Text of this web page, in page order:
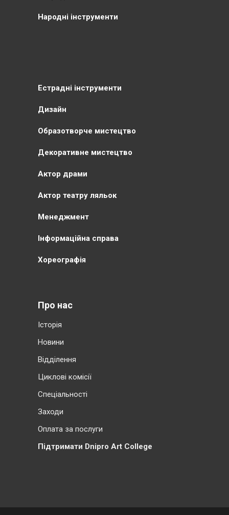
Народні інструменти
Естрадні інструменти
Дизайн
Образотворче мистецтво
Декоративне мистецтво
Актор драми
Актор театру ляльок
Менеджмент
Інформаційна справа
Хореографія
Про нас
Історія
Новини
Відділення
Циклові комісії
Cпеціальності
Заходи
Оплата за послуги
Підтримати Dnipro Art College